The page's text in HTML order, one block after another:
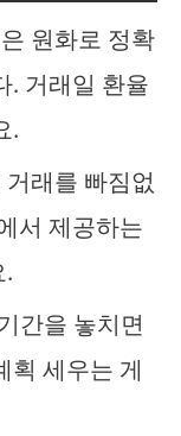
원화로 정확
. 거래일 환율
.
래를 빠짐없
서 제공하는
간을 놓치면
획 세우는 게